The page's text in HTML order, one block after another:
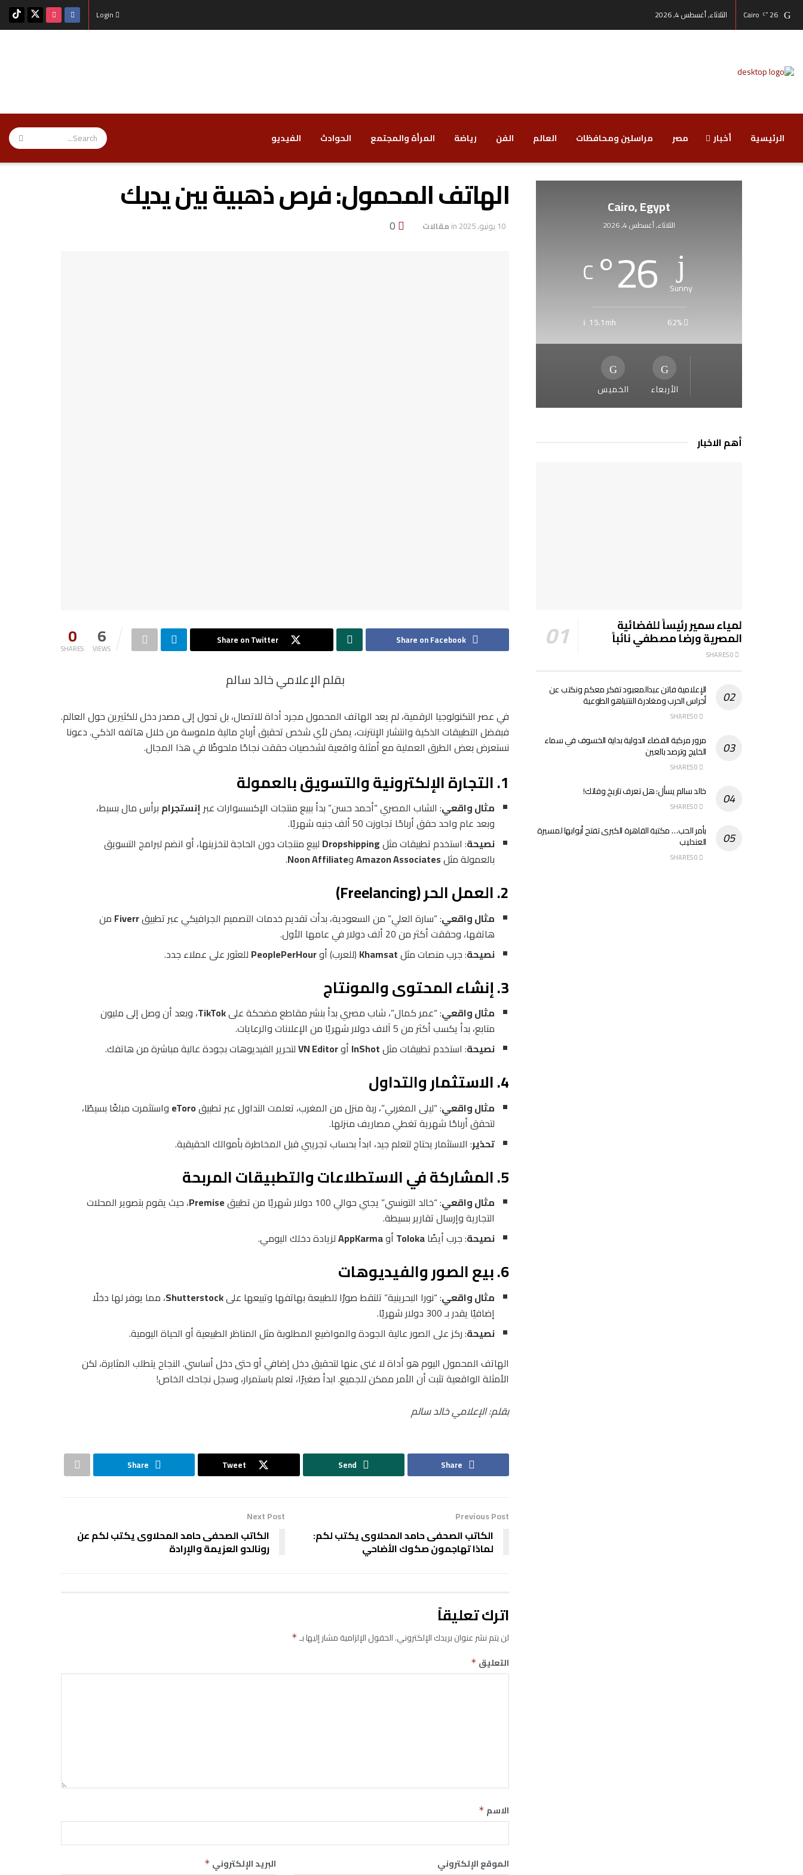
26
°C
Cairo الثلاثاء, أغسطس 4, 2026
الرئيسية أخبار مصر مراسلين ومحافظات ‏العالم الفن رياضة ‏المرأة والمجتمع ‏الحوادث ‏الفيديو
الهاتف المحمول: فرص ذهبية بين يديك
10 يونيو، 2025 in مقالات
0
SHARES 6
VIEWS
Share on Facebook
Share on Twitter
بقلم الإعلامي خالد سالم
في عصر التكنولوجيا الرقمية، لم يعد الهاتف المحمول مجرد أداة للاتصال، بل تحول إلى مصدر دخل للكثيرين حول العالم.
فبفضل التطبيقات الذكية وانتشار الإنترنت، يمكن لأي شخص تحقيق أرباح مالية ملموسة من خلال هاتفه الذكي. دعونا
نستعرض بعض الطرق العملية مع أمثلة واقعية لشخصيات حققت نجاحًا ملحوظًا في هذا المجال.
1. التجارة الإلكترونية والتسويق بالعمولة
مثال واقعي: الشاب المصري “أحمد حسن” بدأ ببيع منتجات الإكسسوارات عبرإنستجرام برأس مال بسيط،
وبعد عام واحد حقق أرباحًا تجاوزت 50 ألف جنيه شهريًا.
نصيحة: استخدم تطبيقات مثلDropshipping لبيع منتجات دون الحاجة لتخزينها، أو انضم لبرامج التسويق
بالعمولة مثلAmazon AssociatesوNoon Affiliate
.
2. العمل الحر (Freelancing)
مثال واقعي: “سارة العلي” من السعودية، بدأت تقديم خدمات التصميم الجرافيكي عبر تطبيقFiverr من
هاتفها، وحققت أكثر من 20 ألف دولار في عامها الأول.
نصيحة: جرب منصات مثلKhamsat (للعرب) أوPeoplePerHour للعثور على عملاء جدد.
3. إنشاء المحتوى والمونتاج
مثال واقعي: “عمر كمال”، شاب مصري بدأ بنشر مقاطع مضحكة علىTikTok، وبعد أن وصل إلى مليون
متابع، بدأ يكسب أكثر من 5 آلاف دولار شهريًا من الإعلانات والرعايات.
نصيحة: استخدم تطبيقات مثلInShot أوVN Editorلتحرير الفيديوهات بجودة عالية مباشرة من هاتفك.
4. الاستثمار والتداول
مثال واقعي: “ليلى المغربي”، ربة منزل من المغرب، تعلمت التداول عبر تطبيقeToro واستثمرت مبلغًا بسيطًا،
لتحقق أرباحًا شهرية تغطي مصاريف منزلها.
تحذير: الاستثمار يحتاج لتعلم جيد، ابدأ بحساب تجريبي قبل المخاطرة بأموالك الحقيقية.
5. المشاركة في الاستطلاعات والتطبيقات المربحة
مثال واقعي: “خالد التونسي” يجني حوالي 100 دولار شهريًا من تطبيق Premise، حيث يقوم بتصوير المحلات
التجارية وإرسال تقارير بسيطة.
نصيحة: جرب أيضًاToloka أوAppKarmaلزيادة دخلك اليومي.
6. بيع الصور والفيديوهات
مثال واقعي: “نورا البحرينية” تلتقط صورًا للطبيعة بهاتفها وتبيعها علىShutterstock، مما يوفر لها دخلًا
إضافيًا يقدر بـ 300 دولار شهريًا.
نصيحة: ركز على الصور عالية الجودة والمواضيع المطلوبة مثل المناظر الطبيعية أو الحياة اليومية.
الهاتف المحمول اليوم هو أداة لا غنى عنها لتحقيق دخل إضافي أو حتى دخل أساسي. النجاح يتطلب المثابرة، لكن
الأمثلة الواقعية تثبت أن الأمر ممكن للجميع. ابدأ صغيرًا، تعلم باستمرار، وسجل نجاحك الخاص!
بقلم: الإعلامي خالد سالم
Share
Send
Tweet
Share
Previous Post
الكاتب الصحفى حامد المحلاوى يكتب لكم:
لماذا تهاجمون صكوك الأضاحي
Next Post
الكاتب الصحفى حامد المحلاوى يكتب لكم عن
رونالدو العزيمة والإرادة
اترك تعليقاً
لن يتم نشر عنوان بريدك الإلكتروني.الحقول الإلزامية مشار إليها بـ*
التعليق *
الاسم *
البريد الإلكتروني * الموقع الإلكتروني
Cairo, Egypt
الثلاثاء, أغسطس 4, 2026
Sunny
26
°
C
62%
15.1mh
الأربعاء الخميس
أهم الاخبار
لمياء سمير رئيساً للفضائية
المصرية ورضا مصطفي نائباً
الإعلامية فاتن عبدالمعبود تفكر معكم ونكتب عن
أجراس الحرب ومغادرة النتنياهو الطوعية
مرور مركبة الفضاء الدولية بداية الخسوف في سماء
الخليج وترصد بالعين
خالد سالم يسأل: هل تعرف تاريخ وفاتك!
بأمر الحب… مكتبة القاهرة الكبرى تفتح أبوابها لمسيرة
العندليب